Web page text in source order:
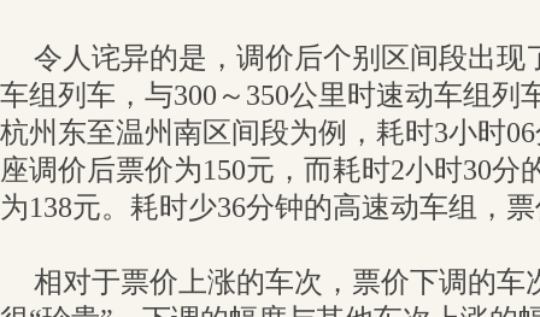
令人诧异的是，调价后个别区间段出现
车组列车，与300～350公里时速动车组列
杭州东至温州南区间段为例，耗时3小时
座调价后票价为150元，而耗时2小时30分
为138元。耗时少36分钟的高速动车组，
相对于票价上涨的车次，票价下调的车